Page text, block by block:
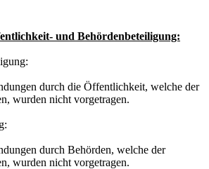
und Behördenbeteiligung:
durch die Öffentlichkeit, welche der
wurden nicht vorgetragen.
durch Behörden, welche der
wurden nicht vorgetragen.